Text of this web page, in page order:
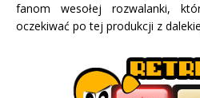
fanom wesołej rozwalanki,
oczekiwać po tej produkcji z